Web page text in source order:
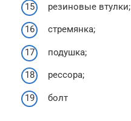
резиновые втулки;
стремянка;
подушка;
рессора;
болт